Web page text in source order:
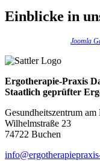
Einblicke in
Joomla
Ergotherapie-Praxis
Staatlich geprüfter
Gesundheitszentrum am
Wilhelmstraße 23
74722 Buchen